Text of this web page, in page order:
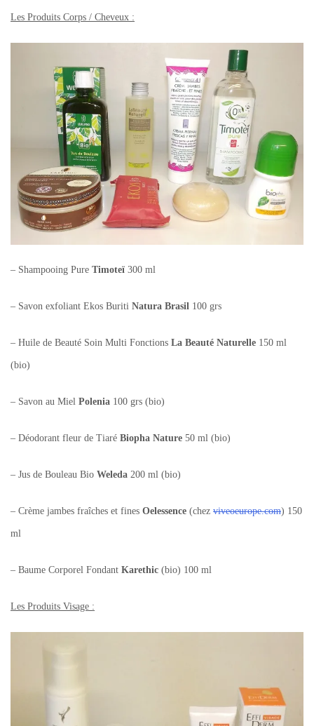
Les Produits Corps / Cheveux :
– Shampooing Pure Timoteï 300 ml
– Savon exfoliant Ekos Buriti Natura Brasil 100 grs
– Huile de Beauté Soin Multi Fonctions La Beauté Naturelle 150 ml
(bio)
– Savon au Miel Polenia 100 grs (bio)
– Déodorant fleur de Tiaré Biopha Nature 50 ml (bio)
– Jus de Bouleau Bio Weleda 200 ml (bio)
– Crème jambes fraîches et fines Oelessence (chez viveoeurope.com) 150
ml
– Baume Corporel Fondant Karethic (bio) 100 ml
Les Produits Visage :